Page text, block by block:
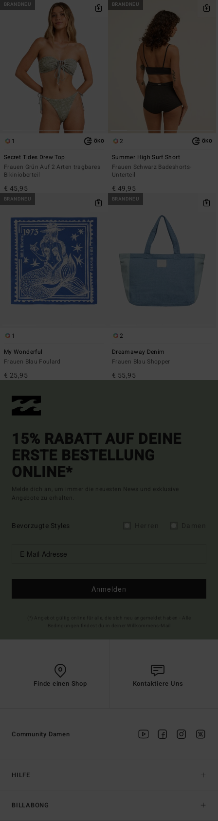
BRANDNEU
1 ÖKO
Secret Tides Drew Top
Frauen Grün Auf 2 Arten tragbares
Bikinioberteil
€ 45,95
BRANDNEU
2 ÖKO
Summer High Surf Short
Frauen Schwarz Badeshorts-
Unterteil
€ 49,95
BRANDNEU
1
My Wonderful
Frauen Blau Foulard
€ 25,95
BRANDNEU
2
Dreamaway Denim
Frauen Blau Shopper
€ 55,95
15% RABATT AUF DEINE
ERSTE BESTELLUNG
ONLINE*
Melde dich an, um immer die neuesten News und exklusive
Angebote zu erhalten.
Bevorzugte Styles
Anmelden
Finde einen Shop Kontaktiere Uns
HILFE
BILLABONG
Community Damen